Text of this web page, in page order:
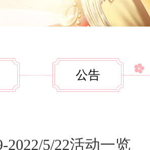
公告
2022/5/22活动一览